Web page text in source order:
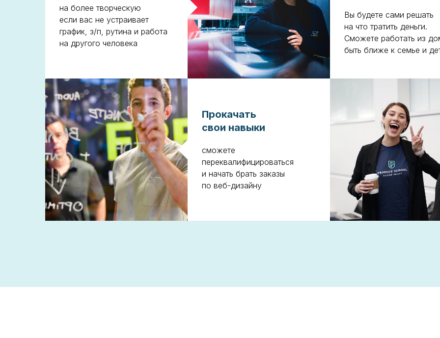
на более творческую
если вас не устраивает
график, з/п, рутина и работа
на другого человека
Вы будете сами решать
на что тратить деньги.
Сможете работать из
быть ближе к семье и
Прокачать
свои навыки
сможете
переквалифицироваться
и начать брать заказы
по веб-дизайну